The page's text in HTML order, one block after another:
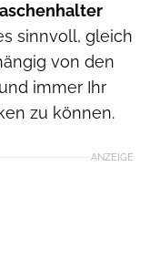
sinnvoll, gleich
von den
immer Ihr
zu können.
ANZEIGE